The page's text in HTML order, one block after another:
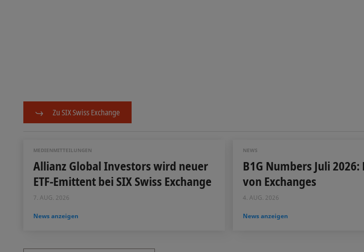
Zu SIX Swiss Exchange
MEDIENMITTEILUNGEN
Allianz Global Investors wird neuer
ETF-Emittent bei SIX Swiss Exchange
7. AUG. 2026
News anzeigen
NEWS
B1G Numbers Juli
von Exchanges
4. AUG. 2026
News anzeigen